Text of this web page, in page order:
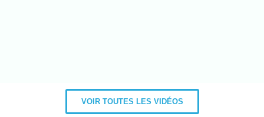
VOIR TOUTES LES VIDÉOS